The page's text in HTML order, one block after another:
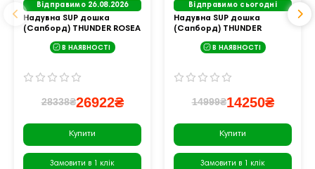
Відправимо 26.08.2026
Надувна SUP дошка
(Сапборд) THUNDER ROSEA
В НАЯВНОСТІ
28338₴26922₴
Купити
Замовити в 1 клік
Відправимо сьогодні
Надувна SUP дошка
(Сапборд) THUNDER
В НАЯВНОСТІ
14999₴14250₴
Купити
Замовити в 1 клік